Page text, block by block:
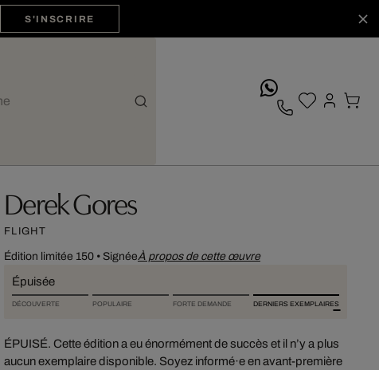
S'INSCRIRE
Derek Gores
FLIGHT
Édition limitée 150• SignéeÀ propos de cette œuvre
Épuisée
DÉCOUVERTE POPULAIRE FORTE DEMANDE DERNIERS EXEMPLAIRES
ÉPUISÉ. Cette édition a eu énormément de succès et il n’y a plus
aucun exemplaire disponible. Soyez informé·e en avant-première